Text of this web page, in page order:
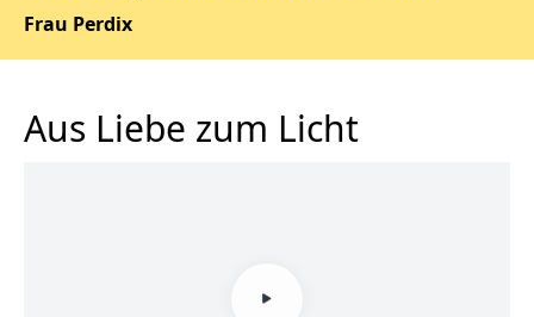
Frau Perdix
Aus Liebe zum Licht